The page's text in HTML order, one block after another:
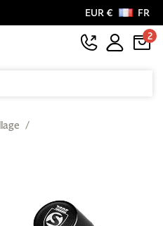
EUR €
FR
2